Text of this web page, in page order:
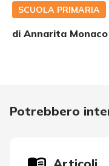
SCUOLA PRIMARIA
di Annarita Monaco
Potrebbero